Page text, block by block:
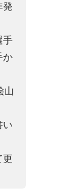
発
手
か
山
い
更